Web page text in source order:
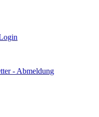
- Abmeldung